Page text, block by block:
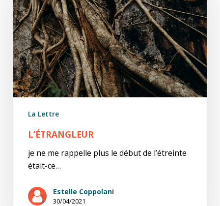
La Lettre
L’ÉTRANGLEUR
je ne me rappelle plus le début de l’étreinte
était-ce…
Estelle Coppolani
30/04/2021